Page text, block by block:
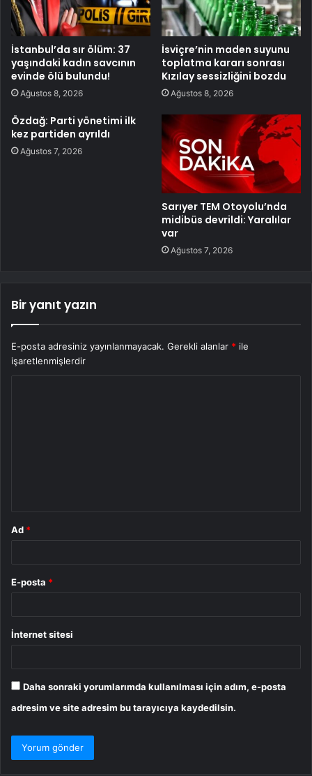
İstanbul’da sır ölüm: 37
yaşındaki kadın savcının
evinde ölü bulundu!
Ağustos 8, 2026
İsviçre’nin maden suyunu
toplatma kararı sonrası
Kızılay sessizliğini bozdu
Ağustos 8, 2026
Özdağ: Parti yönetimi ilk
kez partiden ayrıldı
Ağustos 7, 2026
Sarıyer TEM Otoyolu’nda
midibüs devrildi: Yaralılar
var
Ağustos 7, 2026
Bir yanıt yazın
E-posta adresiniz yayınlanmayacak. Gerekli alanlar * ile
işaretlenmişlerdir
Ad *
E-posta *
İnternet sitesi
Daha sonraki yorumlarımda kullanılması için adım, e-posta
adresim ve site adresim bu tarayıcıya kaydedilsin.